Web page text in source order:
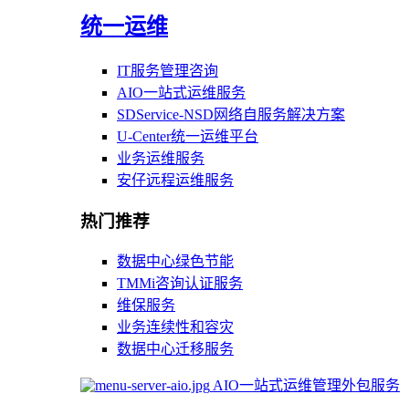
统一运维
IT服务管理咨询
AIO一站式运维服务
SDService-NSD网络自服务解决方案
U-Center统一运维平台
业务运维服务
安仔远程运维服务
热门推荐
数据中心绿色节能
TMMi咨询认证服务
维保服务
业务连续性和容灾
数据中心迁移服务
AIO一站式运维管理外包服务